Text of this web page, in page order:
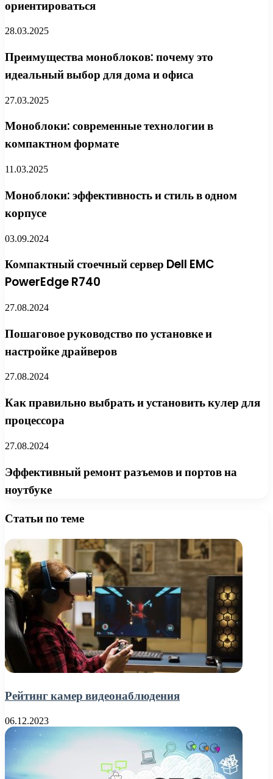
ориентироваться
28.03.2025
Преимущества моноблоков: почему это
идеальный выбор для дома и офиса
27.03.2025
Моноблоки: современные технологии в
компактном формате
11.03.2025
Моноблоки: эффективность и стиль в одном
корпусе
03.09.2024
Компактный стоечный сервер Dell EMC
PowerEdge R740
27.08.2024
Пошаговое руководство по установке и
настройке драйверов
27.08.2024
Как правильно выбрать и установить кулер для
процессора
27.08.2024
Эффективный ремонт разъемов и портов на
ноутбуке
Статьи по теме
Рейтинг камер видеонаблюдения
06.12.2023